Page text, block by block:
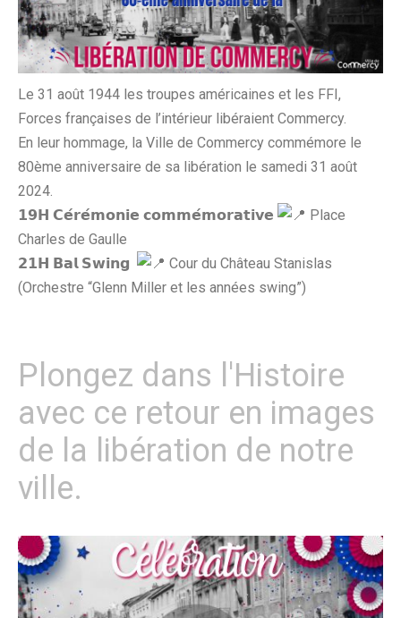
Le 31 août 1944 les troupes américaines et les FFI,
Forces françaises de l’intérieur libéraient Commercy.
En leur hommage, la Ville de Commercy commémore le
80ème anniversaire de sa libération le samedi 31 août
2024.
𝟭𝟵𝗛 𝗖𝗲́𝗿𝗲́𝗺𝗼𝗻𝗶𝗲 𝗰𝗼𝗺𝗺𝗲́𝗺𝗼𝗿𝗮𝘁𝗶𝘃𝗲
Place
Charles de Gaulle
𝟮𝟭𝗛 𝗕𝗮𝗹 𝗦𝘄𝗶𝗻𝗴
Cour du Château Stanislas
(Orchestre “Glenn Miller et les années swing”)
Plongez dans l'Histoire
avec ce retour en images
de la libération de notre
ville.